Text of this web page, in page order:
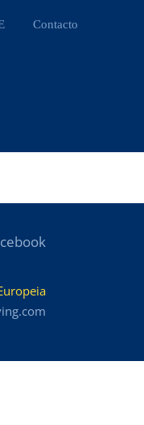
Contacto